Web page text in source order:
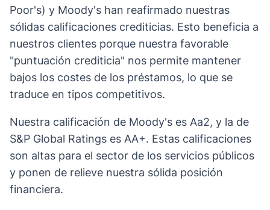
Poor's) y Moody's han reafirmado nuestras
sólidas calificaciones crediticias. Esto beneficia a
nuestros clientes porque nuestra favorable
"puntuación crediticia" nos permite mantener
bajos los costes de los préstamos, lo que se
traduce en tipos competitivos.
Nuestra calificación de Moody's es Aa2, y la de
S&P Global Ratings es AA+. Estas calificaciones
son altas para el sector de los servicios públicos
y ponen de relieve nuestra sólida posición
financiera.